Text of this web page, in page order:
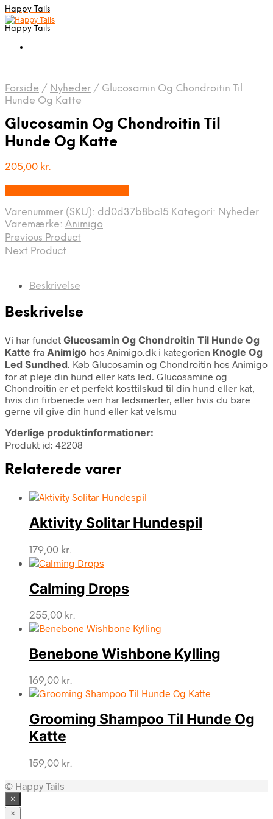
Happy Tails
Happy Tails
Forside / Nyheder / Glucosamin Og Chondroitin Til
Hunde Og Katte
Glucosamin Og Chondroitin Til
Hunde Og Katte
205,00 kr.
Varenummer (SKU): dd0d37b8bc15 Kategori: Nyheder
Varemærke: Animigo
Previous Product
Next Product
Beskrivelse
Beskrivelse
Vi har fundet Glucosamin Og Chondroitin Til Hunde Og
Katte fra Animigo hos Animigo.dk i kategorien Knogle Og
Led Sundhed. Køb Glucosamin og Chondroitin hos Animigo
for at pleje din hund eller kats led. Glucosamine og
Chondroitin er et perfekt kosttilskud til din hund eller kat,
hvis din firbenede ven har ledsmerter, eller hvis du bare
gerne vil give din hund eller kat velsmu
Yderlige produktinformationer:
Produkt id: 42208
Relaterede varer
Aktivity Solitar Hundespil
179,00 kr.
Calming Drops
255,00 kr.
Benebone Wishbone Kylling
169,00 kr.
Grooming Shampoo Til Hunde Og
Katte
159,00 kr.
© Happy Tails
×
×